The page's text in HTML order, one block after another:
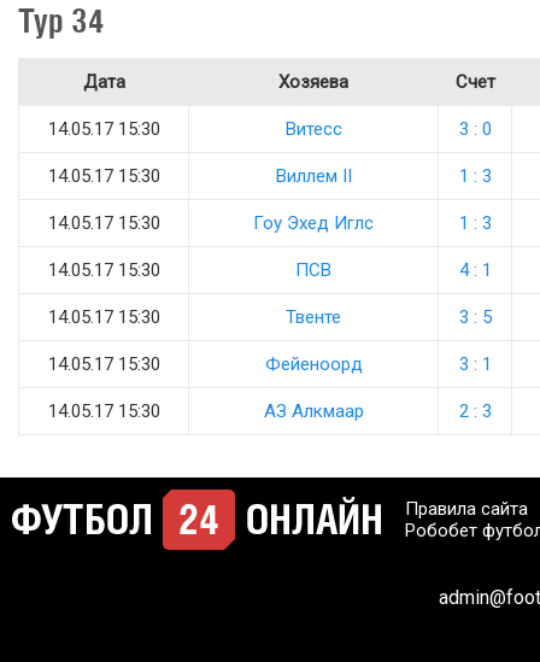
Тур 34
Дата Хозяева Счет
14.05.17 15:30 Витесс 3 : 0
14.05.17 15:30 Виллем II 1 : 3
14.05.17 15:30 Гоу Эхед Иглс 1 : 3
14.05.17 15:30 ПСВ 4 : 1
14.05.17 15:30 Твенте 3 : 5
14.05.17 15:30 Фейеноорд 3 : 1
14.05.17 15:30 АЗ Алкмаар 2 : 3
Правила сайта
Робобет